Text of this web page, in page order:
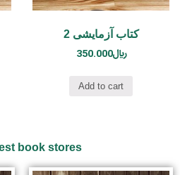
کتاب آزمایشی 2
﷼350.000
Add to cart
book stores